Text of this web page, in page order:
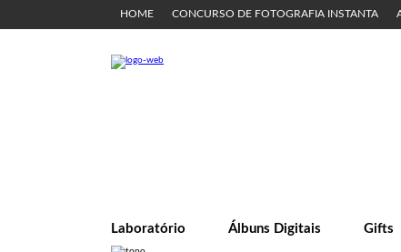
HOME CONCURSO DE FOTOGRAFIA INSTANTA
Laboratório Álbuns Digitais Gifts